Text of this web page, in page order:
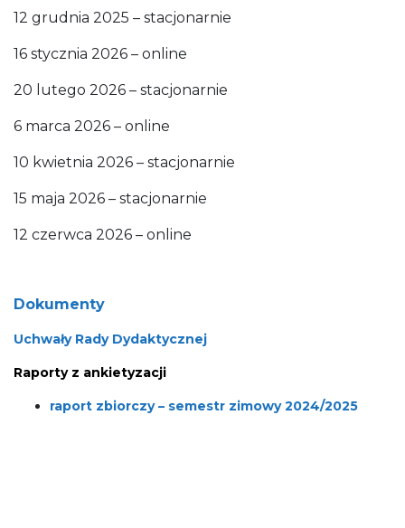
12 grudnia 2025 – stacjonarnie
16 stycznia 2026 – online
20 lutego 2026 – stacjonarnie
6 marca 2026 – online
10 kwietnia 2026 – stacjonarnie
15 maja 2026 – stacjonarnie
12 czerwca 2026 – online
Dokumenty
Uchwały Rady Dydaktycznej
Raporty z ankietyzacji
raport zbiorczy – semestr zimowy 2024/2025